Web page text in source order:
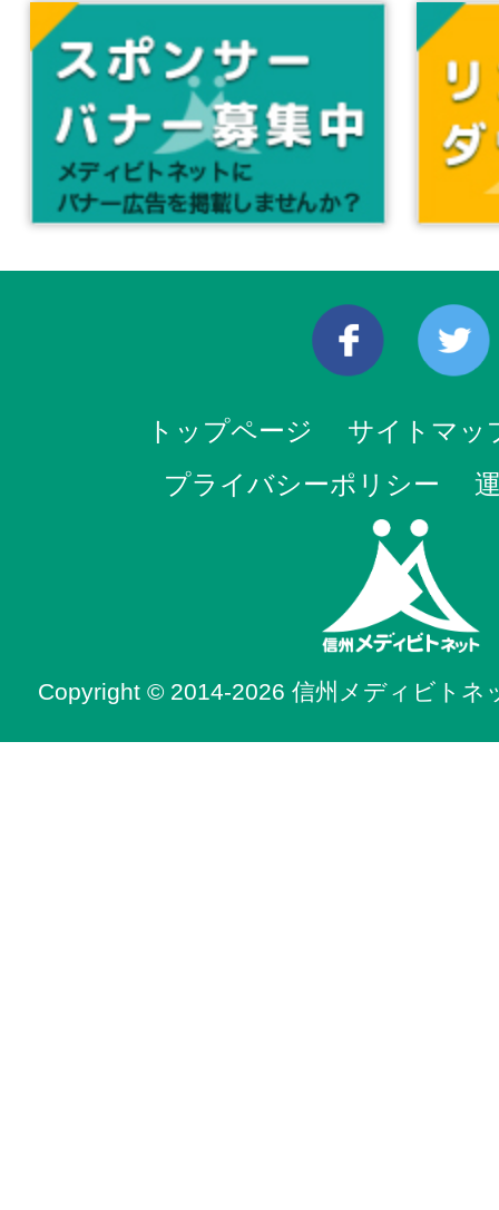
トップページ
サイトマッ
プライバシーポリシー
Copyright © 2014-2026 信州メディビトネ